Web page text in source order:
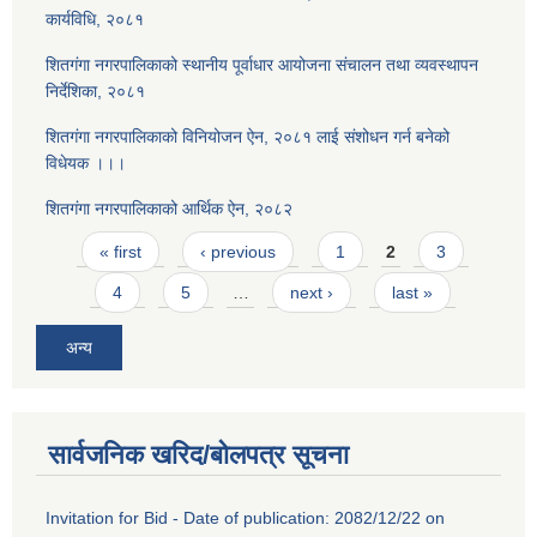
कार्यविधि, २०८१
शितगंगा नगरपालिकाको स्थानीय पूर्वाधार आयोजना संचालन तथा व्यवस्थापन
निर्देशिका, २०८१
शितगंगा नगरपालिकाको विनियोजन ऐन, २०८१ लाई संशोधन गर्न बनेको
विधेयक ।।।
शितगंगा नगरपालिकाको आर्थिक ऐन, २०८२
Pages
« first ‹ previous 1 2 3
4 5 next › last »
अन्य
सार्वजनिक खरिद/बोलपत्र सूचना
Invitation for Bid - Date of publication: 2082/12/22 on